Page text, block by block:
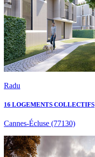
Radu
16 LOGEMENTS COLLECTIFS
Cannes-Écluse (77130)